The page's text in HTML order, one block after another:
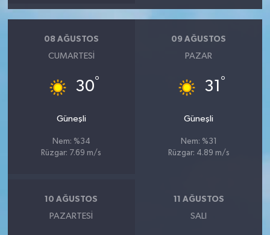
08 AĞUSTOS
CUMARTESI
30°
Güneşli
Nem: %34
Rüzgar: 7.69 m/s
09 AĞUSTOS
PAZAR
31 °
Güneşli
Nem: %31
Rüzgar: 4.89 m/s
10 AĞUSTOS
PAZARTESI
11 AĞUSTOS
SALI